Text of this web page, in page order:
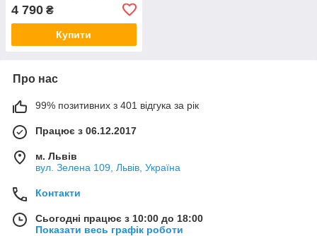
4 790 ₴
Купити
Про нас
99% позитивних з 401 відгука за рік
Працює з 06.12.2017
м. Львів
вул. Зелена 109, Львів, Україна
Контакти
Сьогодні працює з 10:00 до 18:00
Показати весь графік роботи